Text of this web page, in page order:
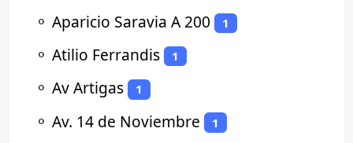
⚬ Aparicio Saravia A 200 1
⚬ Atilio Ferrandis 1
⚬ Av Artigas 1
⚬ Av. 14 de Noviembre 1